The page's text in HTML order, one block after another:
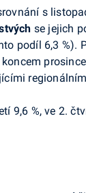
s
se jejich
podíl 6,3 %).
9,6 %, ve 2.